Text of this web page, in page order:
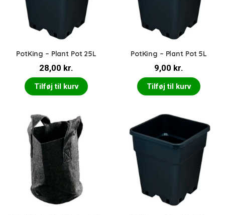
PotKing – Plant Pot 25L
28,00 kr.
Tilføj til kurv
PotKing – Plant Pot 5L
9,00 kr.
Tilføj til kurv